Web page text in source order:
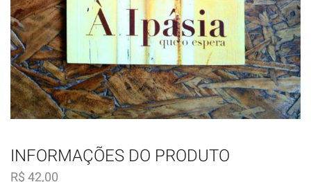
INFORMAÇÕES DO PRODUTO
R$ 42,00